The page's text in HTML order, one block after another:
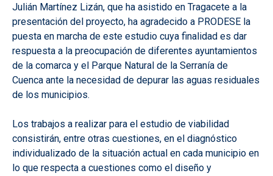
Julián Martínez Lizán, que ha asistido en Tragacete a la
presentación del proyecto, ha agradecido a PRODESE la
puesta en marcha de este estudio cuya finalidad es dar
respuesta a la preocupación de diferentes ayuntamientos
de la comarca y el Parque Natural de la Serranía de
Cuenca ante la necesidad de depurar las aguas residuales
de los municipios.
Los trabajos a realizar para el estudio de viabilidad
consistirán, entre otras cuestiones, en el diagnóstico
individualizado de la situación actual en cada municipio en
lo que respecta a cuestiones como el diseño y